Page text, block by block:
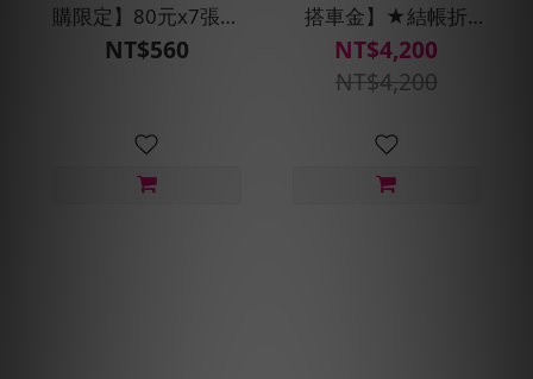
購限定】80元x7張搭
車金★現折100元
NT$560
搭車金】★結帳折
500元
NT$4,200
NT$4,200